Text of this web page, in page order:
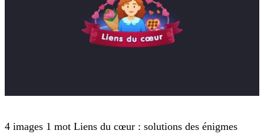
4 images 1 mot Liens du cœur : solutions des énigmes